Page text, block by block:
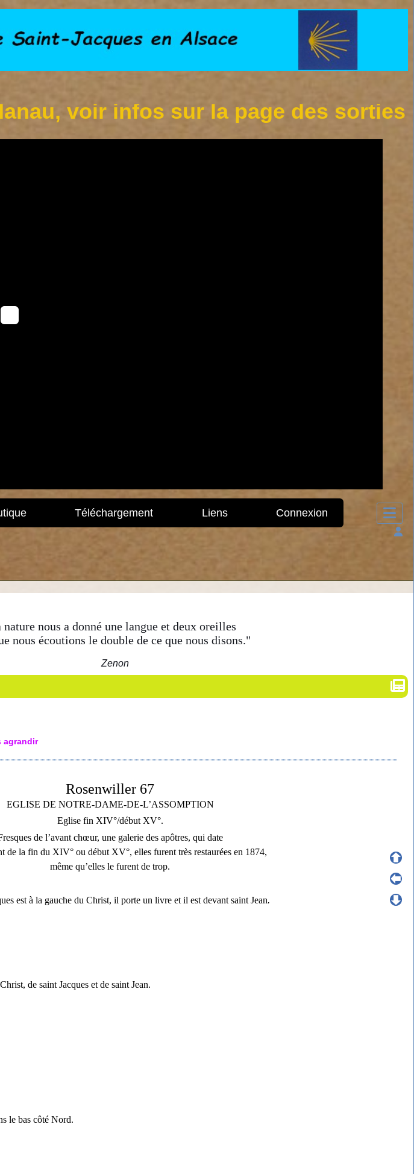
voir infos sur la page des sorties
Téléchargement Liens Connexion
nature nous a donné une langue et deux oreilles
nous écoutions le double de ce que nous disons."
Zenon
agrandir
Rosenwiller 67
EGLISE DE NOTRE-DAME-DE-L’ASSOMPTION
Eglise fin XIV°/début XV°.
de l’avant chœur, une galerie des apôtres, qui date
de la fin du XIV° ou début XV°, elles furent très restaurées en 1874,
même qu’elles le furent de trop.
est à la gauche du Christ, il porte un livre et il est devant saint Jean.
de saint Jacques et de saint Jean.
le bas côté Nord.